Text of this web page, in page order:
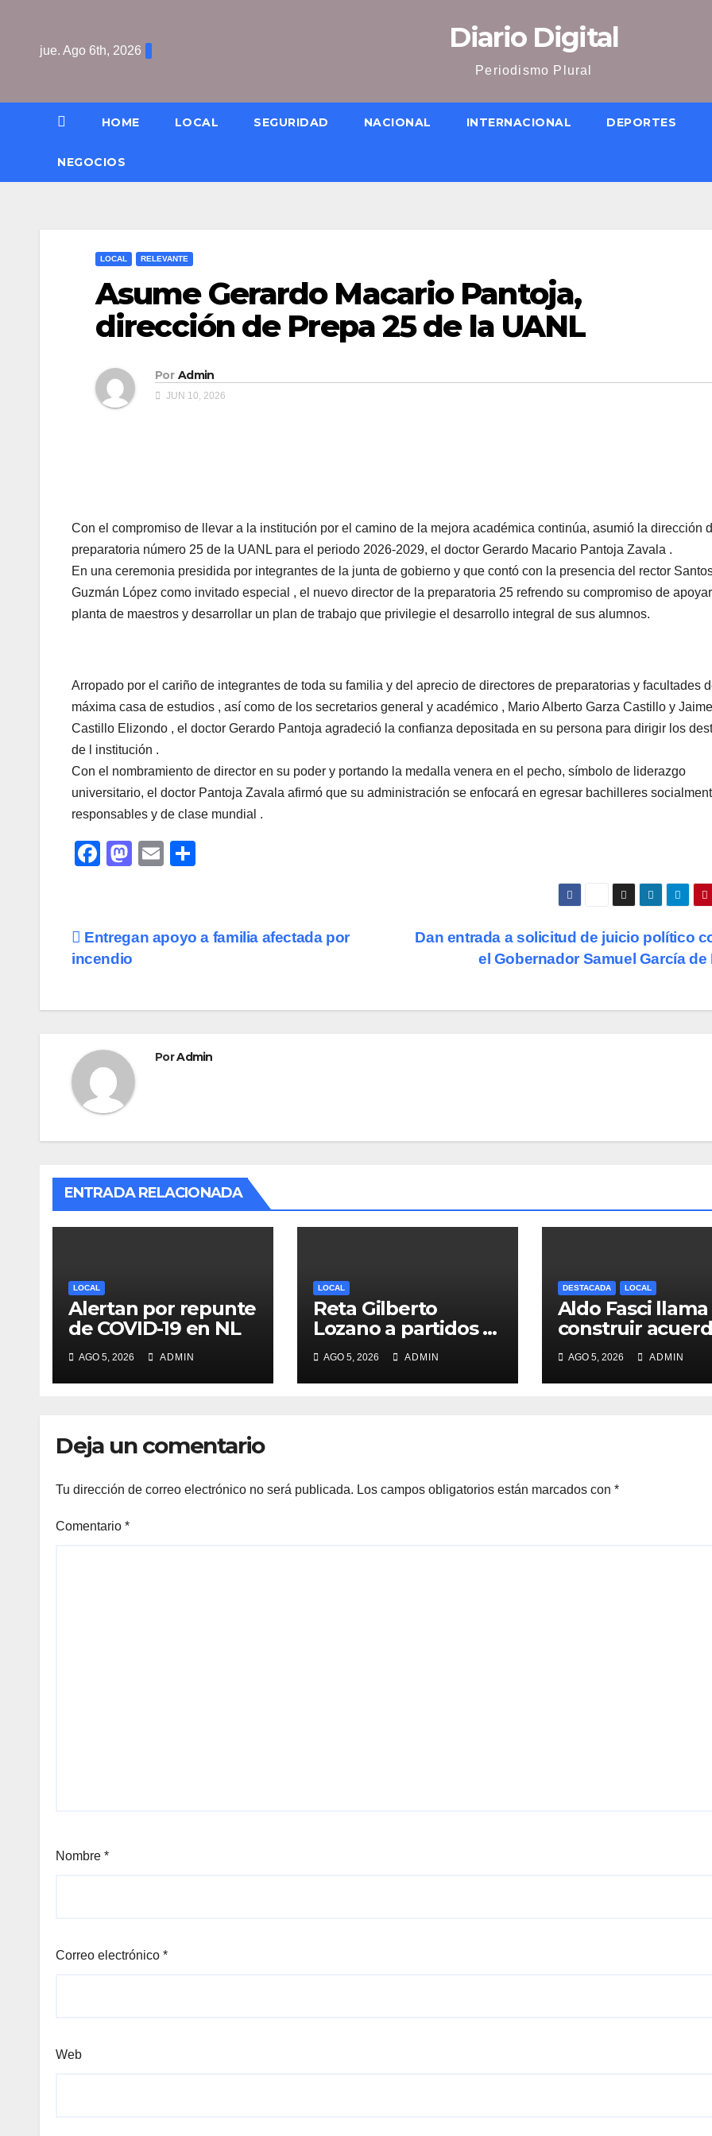
contenido
jue. Ago 6th, 2026 Diario Digital
Periodismo Plural
HOME LOCAL SEGURIDAD NACIONAL INTERNACIONAL DEPORTES
NEGOCIOS
LOCAL RELEVANTE
Asume Gerardo Macario Pantoja,
dirección de Prepa 25 de la UANL
Por Admin
JUN 10, 2026
Con el compromiso de llevar a la institución por el camino de la mejora académica continúa, asumió la dirección
preparatoria número 25 de la UANL para el periodo 2026-2029, el doctor Gerardo Macario Pantoja Zavala .
En una ceremonia presidida por integrantes de la junta de gobierno y que contó con la presencia del rector
Guzmán López como invitado especial , el nuevo director de la preparatoria 25 refrendo su compromiso de
planta de maestros y desarrollar un plan de trabajo que privilegie el desarrollo integral de sus alumnos.
Arropado por el cariño de integrantes de toda su familia y del aprecio de directores de preparatorias y facultades
máxima casa de estudios , así como de los secretarios general y académico , Mario Alberto Garza Castillo y Jaime
Castillo Elizondo , el doctor Gerardo Pantoja agradeció la confianza depositada en su persona para dirigir los
de l institución .
Con el nombramiento de director en su poder y portando la medalla venera en el pecho, símbolo de liderazgo
universitario, el doctor Pantoja Zavala afirmó que su administración se enfocará en egresar bachilleres
responsables y de clase mundial .
F
e
b
o
M
o
n
E
p
Navegación
entradas
Dan entrada a solicitud de juicio político
el Gobernador Samuel García de
Entregan apoyo a familia afectada por
incendio
PorAdmin
ENTRADA RELACIONADA
LOCAL
Alertan por repunte
de COVID-19 en NL
AGO 5, 2026 ADMIN
LOCAL
Reta Gilberto
Lozano a partidos a
debatir método de
designación de
candidato a
AGO 5, 2026 ADMIN
DESTACADA LOCAL
Aldo Fasci llama
construir
para dar
gobernabilidad a
Nuevo León
AGO 5, 2026 ADMIN
Deja un comentario
Tu dirección de correo electrónico no será publicada. Los campos obligatorios están marcados con *
Comentario *
Nombre *
Correo electrónico *
Web